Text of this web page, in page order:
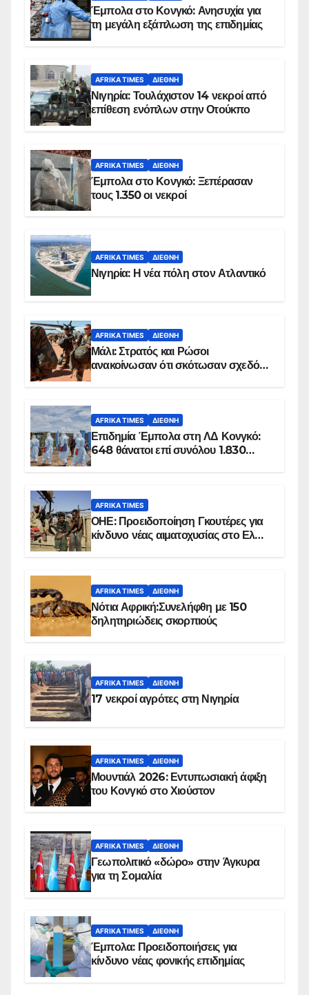
Έμπολα στο Κονγκό: Ανησυχία για
τη μεγάλη εξάπλωση της επιδημίας
AFRIKA TIMES ΔΙΕΘΝΉ
Νιγηρία: Τουλάχιστον 14 νεκροί από
επίθεση ενόπλων στην Οτούκπο
AFRIKA TIMES ΔΙΕΘΝΉ
Έμπολα στο Κονγκό: Ξεπέρασαν
τους 1.350 οι νεκροί
AFRIKA TIMES ΔΙΕΘΝΉ
Νιγηρία: Η νέα πόλη στον Ατλαντικό
AFRIKA TIMES ΔΙΕΘΝΉ
Μάλι: Στρατός και Ρώσοι
ανακοίνωσαν ότι σκότωσαν σχεδόν
AFRIKA TIMES ΔΙΕΘΝΉ
Επιδημία Έμπολα στη ΛΔ Κονγκό:
648 θάνατοι επί συνόλου 1.830
AFRIKA TIMES
ΟΗΕ: Προειδοποίηση Γκουτέρες για
κίνδυνο νέας αιματοχυσίας στο Ελ
AFRIKA TIMES ΔΙΕΘΝΉ
Νότια Αφρική:Συνελήφθη με 150
δηλητηριώδεις σκορπιούς
AFRIKA TIMES ΔΙΕΘΝΉ
17 νεκροί αγρότες στη Νιγηρία
AFRIKA TIMES ΔΙΕΘΝΉ
Μουντιάλ 2026: Εντυπωσιακή άφιξη
του Κονγκό στο Χιούστον
AFRIKA TIMES ΔΙΕΘΝΉ
Γεωπολιτικό «δώρο» στην Άγκυρα
για τη Σομαλία
AFRIKA TIMES ΔΙΕΘΝΉ
Έμπολα: Προειδοποιήσεις για
κίνδυνο νέας φονικής επιδημίας